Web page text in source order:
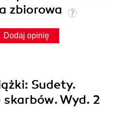
zbiorowa
Dodaj opinię
: Sudety.
skarbów. Wyd. 2